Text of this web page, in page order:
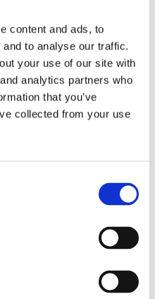
content and ads, to
to analyse our traffic.
your use of our site with
analytics partners who
that you’ve
collected from your use
på frukt eller
dig
LinkedInPinterest